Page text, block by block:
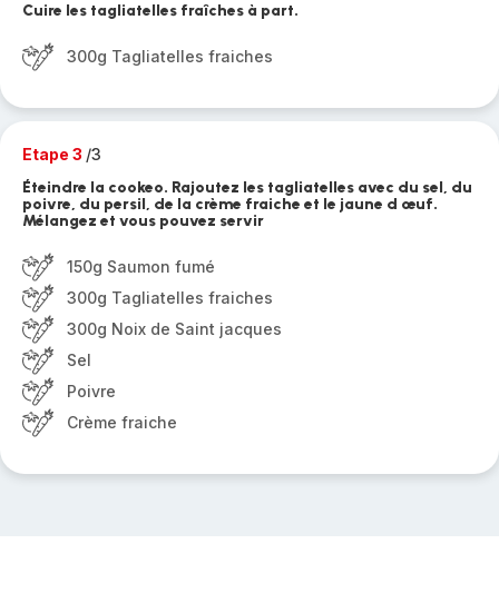
Cuire les tagliatelles fraîches à part.
300g Tagliatelles fraiches
Etape 3 /3
Éteindre la cookeo. Rajoutez les tagliatelles avec du sel, du
poivre, du persil, de la crème fraiche et le jaune d œuf.
Mélangez et vous pouvez servir
150g Saumon fumé
300g Tagliatelles fraiches
300g Noix de Saint jacques
Sel
Poivre
Crème fraiche